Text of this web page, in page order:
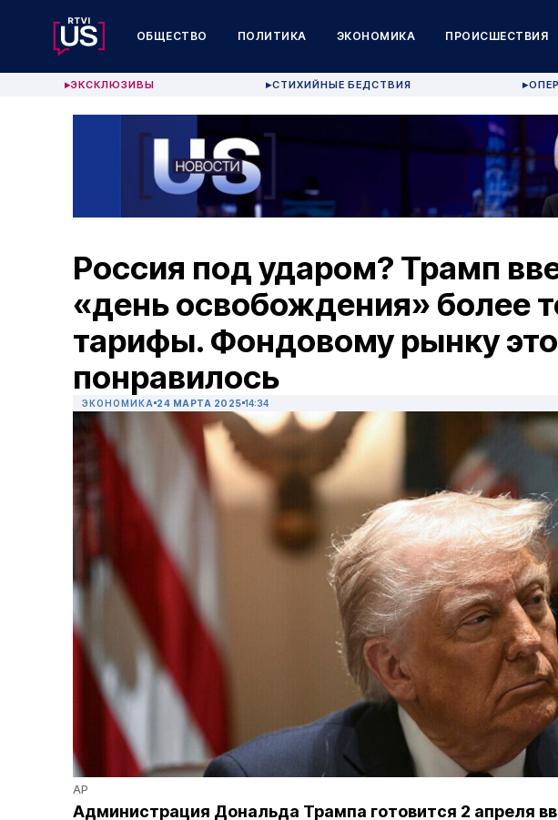
ОБЩЕСТВО ПОЛИТИКА ЭКОНОМИКА ПРОИСШЕСТВИЯ
▶ЭКСКЛЮЗИВЫ ▶СТИХИЙНЫЕ БЕДСТВИЯ ▶
Россия под ударом? Трамп
«день освобождения» более
тарифы. Фондовому рынку это
понравилось
ЭКОНОМИКА 24 МАРТА 2025 14:34
AP
Администрация Дональда Трампа готовится 2 апреля